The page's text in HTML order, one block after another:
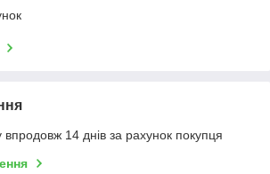
14 днів за рахунок покупця